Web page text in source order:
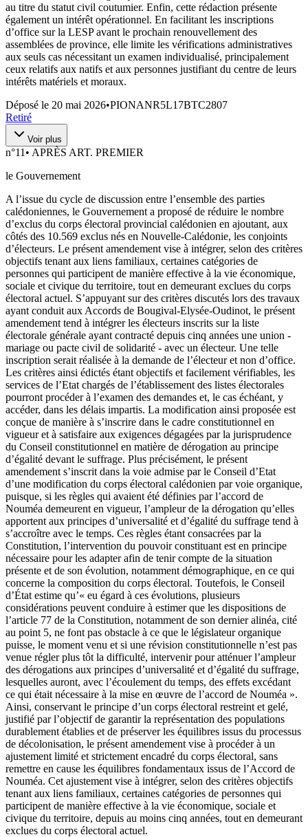
au titre du statut civil coutumier. Enfin, cette rédaction présente
également un intérêt opérationnel. En facilitant les inscriptions
d’office sur la LESP avant le prochain renouvellement des
assemblées de province, elle limite les vérifications administratives
aux seuls cas nécessitant un examen individualisé, principalement
ceux relatifs aux natifs et aux personnes justifiant du centre de leurs
intérêts matériels et moraux.
Déposé le 20 mai 2026•PIONANR5L17BTC2807
Retiré
Voir plus
n°11 • APRÈS ART. PREMIER
le Gouvernement
A l’issue du cycle de discussion entre l’ensemble des parties
calédoniennes, le Gouvernement a proposé de réduire le nombre
d’exclus du corps électoral provincial calédonien en ajoutant, aux
côtés des 10.569 exclus nés en Nouvelle-Calédonie, les conjoints
d’électeurs. Le présent amendement vise à intégrer, selon des critères
objectifs tenant aux liens familiaux, certaines catégories de
personnes qui participent de manière effective à la vie économique,
sociale et civique du territoire, tout en demeurant exclues du corps
électoral actuel. S’appuyant sur des critères discutés lors des travaux
ayant conduit aux Accords de Bougival-Elysée-Oudinot, le présent
amendement tend à intégrer les électeurs inscrits sur la liste
électorale générale ayant contracté depuis cinq années une union -
mariage ou pacte civil de solidarité - avec un électeur. Une telle
inscription serait réalisée à la demande de l’électeur et non d’office.
Les critères ainsi édictés étant objectifs et facilement vérifiables, les
services de l’Etat chargés de l’établissement des listes électorales
pourront procéder à l’examen des demandes et, le cas échéant, y
accéder, dans les délais impartis. La modification ainsi proposée est
conçue de manière à s’inscrire dans le cadre constitutionnel en
vigueur et à satisfaire aux exigences dégagées par la jurisprudence
du Conseil constitutionnel en matière de dérogation au principe
d’égalité devant le suffrage. Plus précisément, le présent
amendement s’inscrit dans la voie admise par le Conseil d’Etat
d’une modification du corps électoral calédonien par voie organique,
puisque, si les règles qui avaient été définies par l’accord de
Nouméa demeurent en vigueur, l’ampleur de la dérogation qu’elles
apportent aux principes d’universalité et d’égalité du suffrage tend à
s’accroître avec le temps. Ces règles étant consacrées par la
Constitution, l’intervention du pouvoir constituant est en principe
nécessaire pour les adapter afin de tenir compte de la situation
présente et de son évolution, notamment démographique, en ce qui
concerne la composition du corps électoral. Toutefois, le Conseil
d’État estime qu’« eu égard à ces évolutions, plusieurs
considérations peuvent conduire à estimer que les dispositions de
l’article 77 de la Constitution, notamment de son dernier alinéa, cité
au point 5, ne font pas obstacle à ce que le législateur organique
puisse, le moment venu et si une révision constitutionnelle n’est pas
venue régler plus tôt la difficulté, intervenir pour atténuer l’ampleur
des dérogations aux principes d’universalité et d’égalité du suffrage,
lesquelles auront, avec l’écoulement du temps, des effets excédant
ce qui était nécessaire à la mise en œuvre de l’accord de Nouméa ».
Ainsi, conservant le principe d’un corps électoral restreint et gelé,
justifié par l’objectif de garantir la représentation des populations
durablement établies et de préserver les équilibres issus du processus
de décolonisation, le présent amendement vise à procéder à un
ajustement limité et strictement encadré du corps électoral, sans
remettre en cause les équilibres fondamentaux issus de l’Accord de
Nouméa. Cet ajustement vise à intégrer, selon des critères objectifs
tenant aux liens familiaux, certaines catégories de personnes qui
participent de manière effective à la vie économique, sociale et
civique du territoire, depuis au moins cinq années, tout en demeurant
exclues du corps électoral actuel.